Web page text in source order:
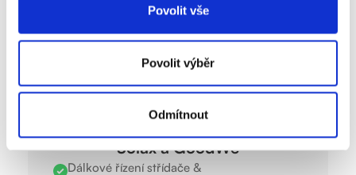
Povolit vše
Povolit výběr
Odmítnout
Střídač
Solax a GoodWe
Dálkové řízení střídače &